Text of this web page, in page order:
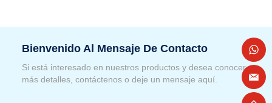
Bienvenido Al Mensaje De Contacto
Si está interesado en nuestros productos y desea conocer
más detalles, contáctenos o deje un mensaje aquí.